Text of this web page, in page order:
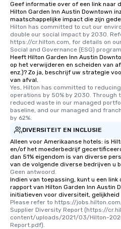
Geef informatie over of een link naar
Hilton Garden Inn Austin Downtown
maatschappelijke impact die zijn
Hilton has committed to cut our
double our social impact by 2030.
https://cr.hilton.com, for details on
Social and Governance (ESG)
Heeft Hilton Garden Inn Austin
op het verwijderen en scheiden van
enz.)? Zo ja, beschrijf uw strategie
van afval.
Yes, Hilton has committed to
operations by 50% by 2030. Through
reduced waste in our managed
baseline, and our managed and
by 62%.
DIVERSITEIT EN INCLUSIE
Alleen voor Amerikaanse hotels: is
en/of het moederbedrijf
dan 51% eigendom is van diverse
van de volgende diverse bedrijven u
Geen antwoord.
Indien van toepassing, kunt u een link
rapport van Hilton Garden Inn Austin
initiatieven voor diversiteit, gelijkheid
Please refer to https://
Supplier Diversity Report (https://
content/uploads/2021/03/Hilton-
Report.pdf).